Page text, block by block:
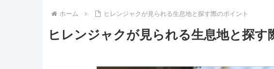
ホーム ヒレンジャクが見られる生息地と探す際のポイント
ヒレンジャクが見られる生息地と探す